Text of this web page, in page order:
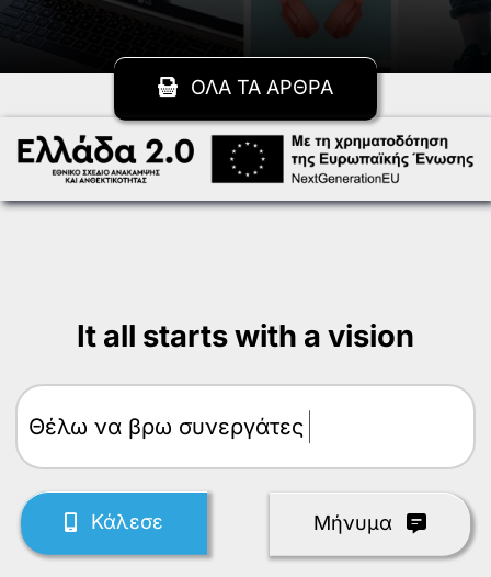
ΟΛΑ ΤΑ ΑΡΘΡΑ
It all starts with a vision
Θέλω
Κάλεσε Mήνυμα